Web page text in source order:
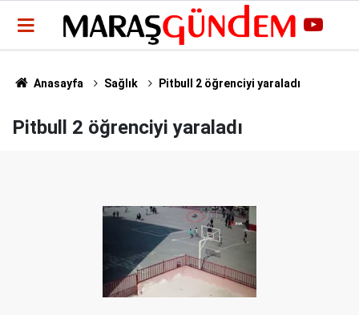
Anasayfa Sağlık Pitbull 2 öğrenciyi yaraladı
Pitbull 2 öğrenciyi yaraladı